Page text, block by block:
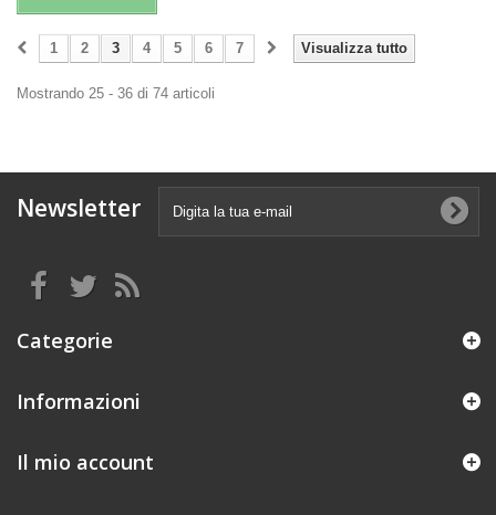
Visualizza tutto
1 2 3 4 5 6 7
Mostrando 25 - 36 di 74 articoli
Newsletter
Categorie
Informazioni
Il mio account